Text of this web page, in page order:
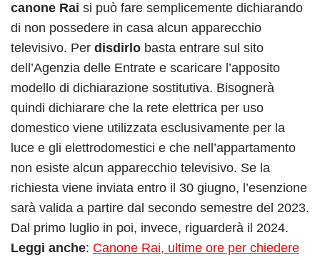
canone Rai si può fare semplicemente dichiarando
di non possedere in casa alcun apparecchio
televisivo. Per disdirlo basta entrare sul sito
dell’Agenzia delle Entrate e scaricare l’apposito
modello di dichiarazione sostitutiva. Bisognerà
quindi dichiarare che la rete elettrica per uso
domestico viene utilizzata esclusivamente per la
luce e gli elettrodomestici e che nell’appartamento
non esiste alcun apparecchio televisivo. Se la
richiesta viene inviata entro il 30 giugno, l’esenzione
sarà valida a partire dal secondo semestre del 2023.
Dal primo luglio in poi, invece, riguarderà il 2024.
Leggi anche: Canone Rai, ultime ore per chiedere